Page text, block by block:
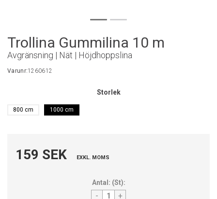
Trollina Gummilina 10 m
Avgränsning | Nät | Höjdhoppslina
Varunr:1260612
Storlek
800 cm 1000 cm
159 SEK EXKL. MOMS
Antal: (St):
- +